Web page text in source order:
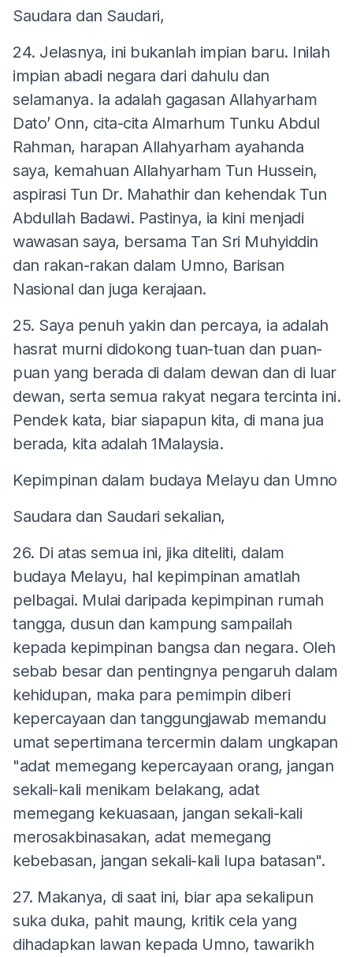
Saudara dan Saudari,
24. Jelasnya, ini bukanlah impian baru. Inilah
impian abadi negara dari dahulu dan
selamanya. Ia adalah gagasan Allahyarham
Dato’ Onn, cita-cita Almarhum Tunku Abdul
Rahman, harapan Allahyarham ayahanda
saya, kemahuan Allahyarham Tun Hussein,
aspirasi Tun Dr. Mahathir dan kehendak Tun
Abdullah Badawi. Pastinya, ia kini menjadi
wawasan saya, bersama Tan Sri Muhyiddin
dan rakan-rakan dalam Umno, Barisan
Nasional dan juga kerajaan.
25. Saya penuh yakin dan percaya, ia adalah
hasrat murni didokong tuan-tuan dan puan-
puan yang berada di dalam dewan dan di luar
dewan, serta semua rakyat negara tercinta ini.
Pendek kata, biar siapapun kita, di mana jua
berada, kita adalah 1Malaysia.
Kepimpinan dalam budaya Melayu dan Umno
Saudara dan Saudari sekalian,
26. Di atas semua ini, jika diteliti, dalam
budaya Melayu, hal kepimpinan amatlah
pelbagai. Mulai daripada kepimpinan rumah
tangga, dusun dan kampung sampailah
kepada kepimpinan bangsa dan negara. Oleh
sebab besar dan pentingnya pengaruh dalam
kehidupan, maka para pemimpin diberi
kepercayaan dan tanggungjawab memandu
umat sepertimana tercermin dalam ungkapan
"adat memegang kepercayaan orang, jangan
sekali-kali menikam belakang, adat
memegang kekuasaan, jangan sekali-kali
merosakbinasakan, adat memegang
kebebasan, jangan sekali-kali lupa batasan".
27. Makanya, di saat ini, biar apa sekalipun
suka duka, pahit maung, kritik cela yang
dihadapkan lawan kepada Umno, tawarikh